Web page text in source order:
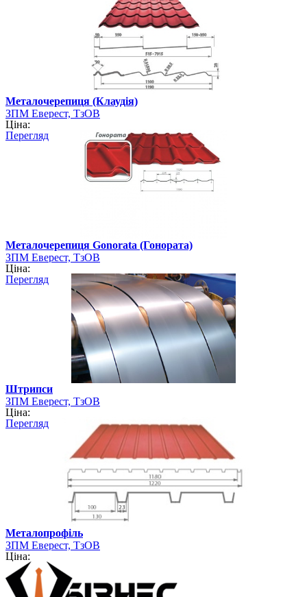
Металочерепиця (Клаудія)
ЗПМ Еверест, ТзОВ
Ціна:
Перегляд
Металочерепиця Gonorata (Гонората)
ЗПМ Еверест, ТзОВ
Ціна:
Перегляд
Штрипси
ЗПМ Еверест, ТзОВ
Ціна:
Перегляд
Металопрофіль
ЗПМ Еверест, ТзОВ
Ціна: